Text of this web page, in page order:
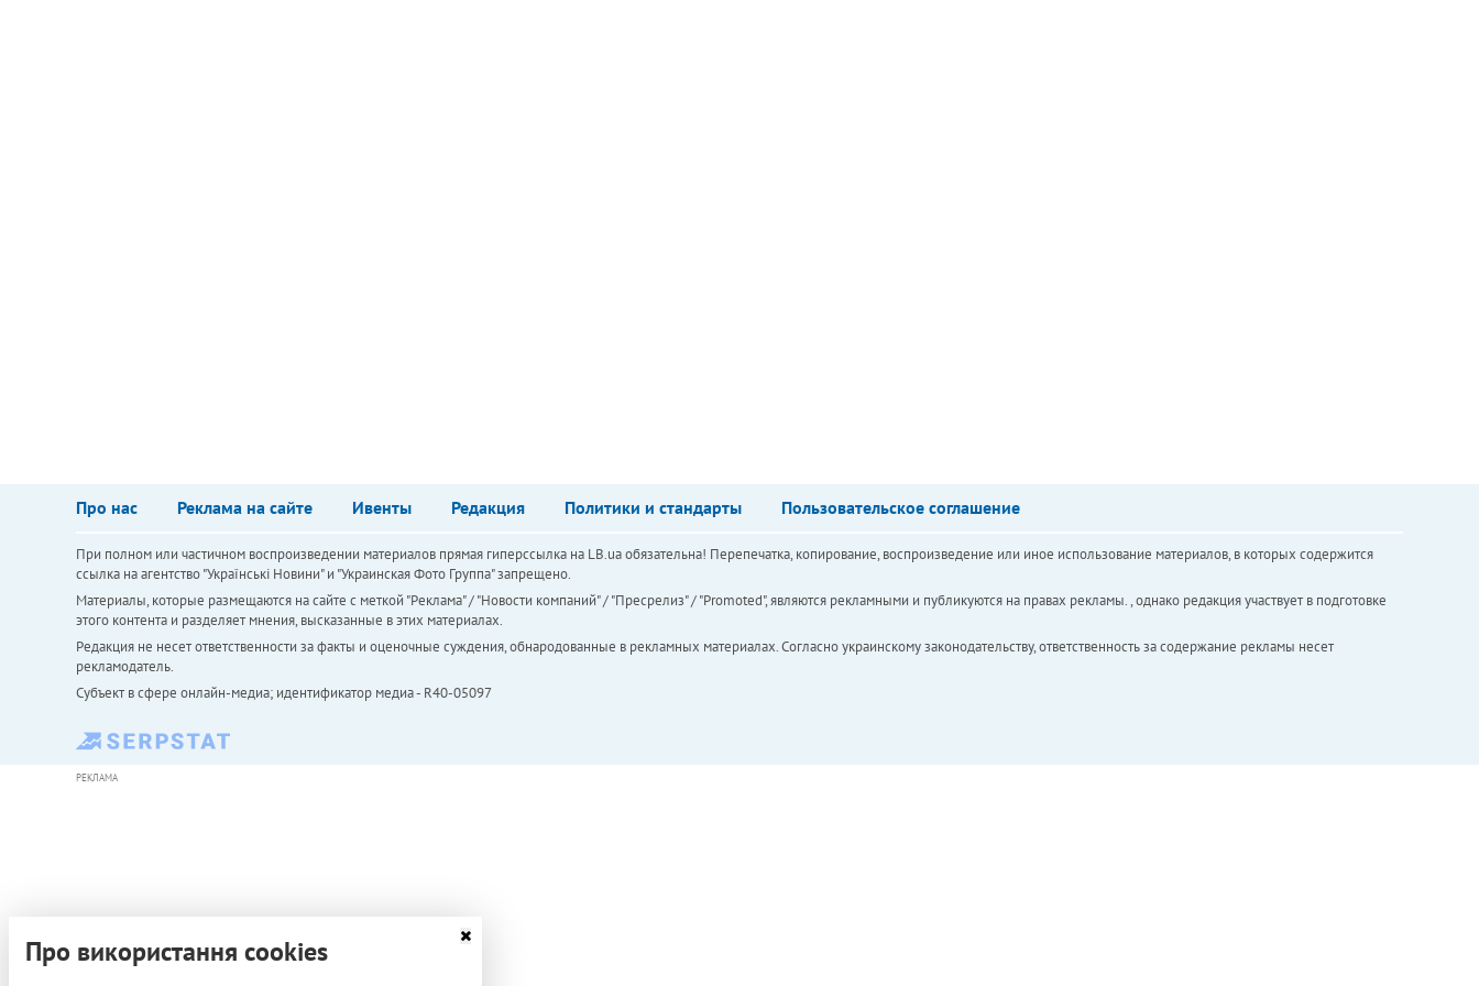
Про нас Реклама на сайте Ивенты Редакция Политики и стандарты Пользовательское соглашение
При полном или частичном воспроизведении материалов прямая гиперссылка на LB.ua обязательна! Перепечатка, копирование, воспроизведение или иное использование материалов, в которых содержится
ссылка на агентство "Українськi Новини" и "Украинская Фото Группа" запрещено.
Материалы, которые размещаются на сайте с меткой "Реклама" / "Новости компаний" / "Пресрелиз" / "Promoted", являются рекламными и публикуются на правах рекламы. , однако редакция участвует в подготовке
этого контента и разделяет мнения, высказанные в этих материалах.
Редакция не несет ответственности за факты и оценочные суждения, обнародованные в рекламных материалах. Согласно украинскому законодательству, ответственность за содержание рекламы несет
рекламодатель.
Субъект в сфере онлайн-медиа; идентификатор медиа - R40-05097
РЕКЛАМА
Про використання cookies